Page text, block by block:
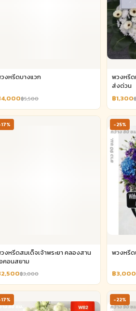
งหรีดบางแวก
฿5,500
พวงหรีด
ส่งด่วน
฿1,300
งหรีดสมเด็จเจ้าพระยา คลองสาน
คอนสยาม
฿3,000
-25%
พวงหรีด
฿3,000
-22%